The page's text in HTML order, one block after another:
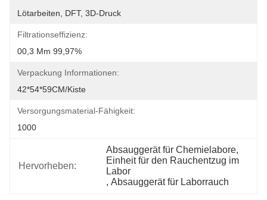
Lötarbeiten, DFT, 3D-Druck
Filtrationseffizienz:
00,3 Μm 99,97%
Verpackung Informationen:
42*54*59CM/Kiste
Versorgungsmaterial-Fähigkeit:
1000
Hervorheben:
Absauggerät für Chemielabore,
Einheit für den Rauchentzug im
Labor
, Absauggerät für Laborrauch